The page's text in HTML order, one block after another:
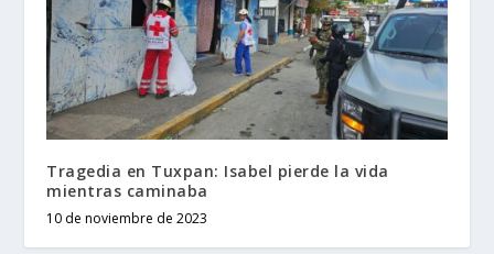
Tragedia en Tuxpan: Isabel pierde la vida
mientras caminaba
10 de noviembre de 2023